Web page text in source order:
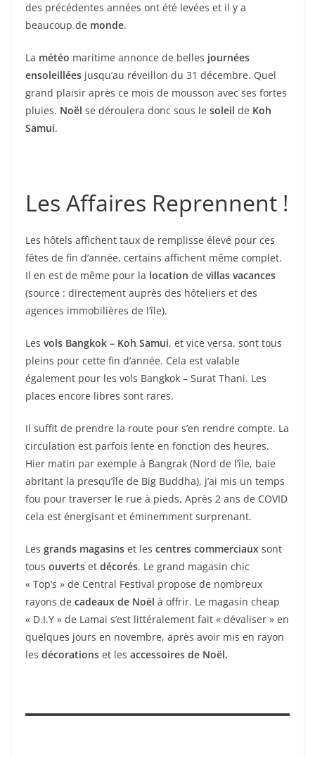
des précédentes années ont été levées et il y a
beaucoup de monde.
La météo maritime annonce de belles journées
ensoleillées jusqu’au réveillon du 31 décembre. Quel
grand plaisir après ce mois de mousson avec ses fortes
pluies. Noël se déroulera donc sous le soleil de Koh
Samui.
Les Affaires Reprennent !
Les hôtels affichent taux de remplisse élevé pour ces
fêtes de fin d’année, certains affichent même complet.
Il en est de même pour la location de villas vacances
(source : directement auprès des hôteliers et des
agences immobilières de l’île).
Les vols Bangkok – Koh Samui, et vice versa, sont tous
pleins pour cette fin d’année. Cela est valable
également pour les vols Bangkok – Surat Thani. Les
places encore libres sont rares.
Il suffit de prendre la route pour s’en rendre compte. La
circulation est parfois lente en fonction des heures.
Hier matin par exemple à Bangrak (Nord de l’île, baie
abritant la presqu’île de Big Buddha), j’ai mis un temps
fou pour traverser le rue à pieds. Après 2 ans de COVID
cela est énergisant et éminemment surprenant.
Les grands magasins et les centres commerciaux sont
tous ouverts et décorés. Le grand magasin chic
« Top’s » de Central Festival propose de nombreux
rayons de cadeaux de Noël à offrir. Le magasin cheap
« D.I.Y » de Lamai s’est littéralement fait « dévaliser » en
quelques jours en novembre, après avoir mis en rayon
les décorations et les accessoires de Noël.